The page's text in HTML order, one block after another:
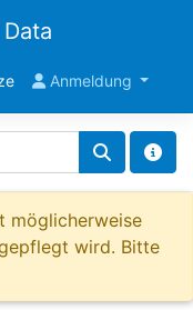
Anmeldung
möglicherweise
wird. Bitte